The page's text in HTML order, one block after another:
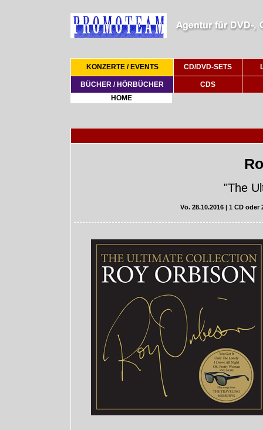
KONZERTE / EVENTS CD/DVD-SETS
BÜCHER / HÖRBÜCHER
CDS
HOME
"The
Vö. 28.10.2016 | 1 CD